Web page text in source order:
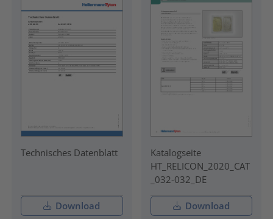
Technisches Datenblatt
Download
Katalogseite
HT_RELICON_2020_CAT
_032-032_DE
Download